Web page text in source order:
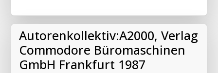
Autorenkollektiv:A2000, Verlag
Commodore Büromaschinen
GmbH Frankfurt 1987